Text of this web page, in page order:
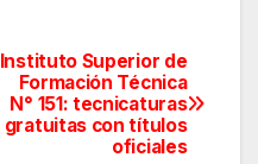
Instituto Superior de
Formación Técnica
N° 151: tecnicaturas
gratuitas con títulos
oficiales